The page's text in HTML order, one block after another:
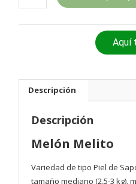
Melito
Aquí
Descripción
Descripción
Melón Melito
Variedad de tipo Piel de
tamaño mediano (2,5-3 kg),